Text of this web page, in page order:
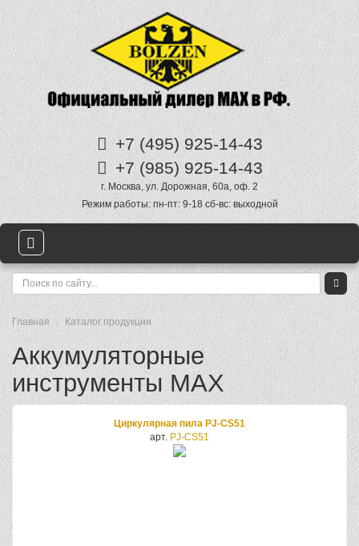
+7 (495) 925-14-43
+7 (985) 925-14-43
г. Москва, ул. Дорожная, 60а, оф. 2
Режим работы: пн-пт: 9-18 сб-вс: выходной
Главная Каталог продукции
Аккумуляторные
инструменты MAX
Циркулярная пила PJ-CS51
арт. PJ-CS51